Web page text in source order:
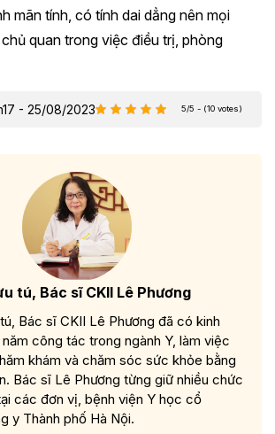
mãn tính, có tính dai dẳng nên mọi
quan trong việc điều trị, phòng
- 25/08/2023 5/5 - (10 votes)
tú, Bác sĩ CKII Lê Phương
Bác sĩ CKII Lê Phương đã có kinh
công tác trong ngành Y, làm việc
khám và chăm sóc sức khỏe bằng
Bác sĩ Lê Phương từng giữ nhiều chức
các đơn vị, bệnh viện Y học cổ
y Thành phố Hà Nội.